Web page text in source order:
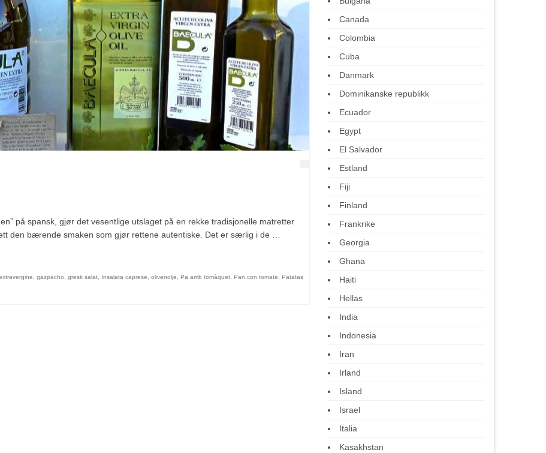
på spansk, gjør det vesentlige utslaget på en rekke tradisjonelle matretter
den bærende smaken som gjør rettene autentiske. Det er særlig i de …
, gazpacho, gresk salat, Insalata caprese, olivenolje, Pa amb tomàquet, Pan con tomate, Patatas
Canada
Colombia
Cuba
Danmark
Dominikanske republikk
Ecuador
Egypt
El Salvador
Estland
Fiji
Finland
Frankrike
Georgia
Ghana
Haiti
Hellas
India
Indonesia
Iran
Irland
Island
Israel
Italia
Kasakhstan